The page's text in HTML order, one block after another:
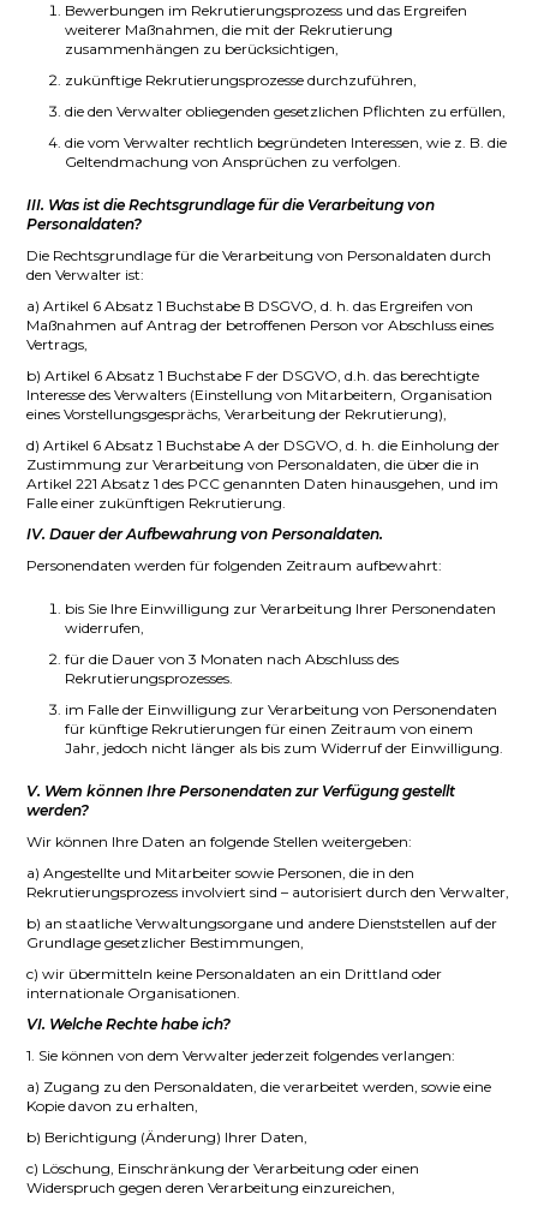
Bewerbungen im Rekrutierungsprozess und das Ergreifen
weiterer Maßnahmen, die mit der Rekrutierung
zusammenhängen zu berücksichtigen,
zukünftige Rekrutierungsprozesse durchzuführen,
die den Verwalter obliegenden gesetzlichen Pflichten zu erfüllen,
die vom Verwalter rechtlich begründeten Interessen, wie z. B. die
Geltendmachung von Ansprüchen zu verfolgen.
III. Was ist die Rechtsgrundlage für die Verarbeitung von
Personaldaten?
Die Rechtsgrundlage für die Verarbeitung von Personaldaten durch
den Verwalter ist:
a) Artikel 6 Absatz 1 Buchstabe B DSGVO, d. h. das Ergreifen von
Maßnahmen auf Antrag der betroffenen Person vor Abschluss eines
Vertrags,
b) Artikel 6 Absatz 1 Buchstabe F der DSGVO, d.h. das berechtigte
Interesse des Verwalters (Einstellung von Mitarbeitern, Organisation
eines Vorstellungsgesprächs, Verarbeitung der Rekrutierung),
d) Artikel 6 Absatz 1 Buchstabe A der DSGVO, d. h. die Einholung der
Zustimmung zur Verarbeitung von Personaldaten, die über die in
Artikel 221 Absatz 1 des PCC genannten Daten hinausgehen, und im
Falle einer zukünftigen Rekrutierung.
IV. Dauer der Aufbewahrung von Personaldaten.
Personendaten werden für folgenden Zeitraum aufbewahrt:
bis Sie Ihre Einwilligung zur Verarbeitung Ihrer Personendaten
widerrufen,
für die Dauer von 3 Monaten nach Abschluss des
Rekrutierungsprozesses.
im Falle der Einwilligung zur Verarbeitung von Personendaten
für künftige Rekrutierungen für einen Zeitraum von einem
Jahr, jedoch nicht länger als bis zum Widerruf der Einwilligung.
V. Wem können Ihre Personendaten zur Verfügung gestellt
werden?
Wir können Ihre Daten an folgende Stellen weitergeben:
a) Angestellte und Mitarbeiter sowie Personen, die in den
Rekrutierungsprozess involviert sind – autorisiert durch den Verwalter,
b) an staatliche Verwaltungsorgane und andere Dienststellen auf der
Grundlage gesetzlicher Bestimmungen,
c) wir übermitteln keine Personaldaten an ein Drittland oder
internationale Organisationen.
VI. Welche Rechte habe ich?
1. Sie können von dem Verwalter jederzeit folgendes verlangen:
a) Zugang zu den Personaldaten, die verarbeitet werden, sowie eine
Kopie davon zu erhalten,
b) Berichtigung (Änderung) Ihrer Daten,
c) Löschung, Einschränkung der Verarbeitung oder einen
Widerspruch gegen deren Verarbeitung einzureichen,